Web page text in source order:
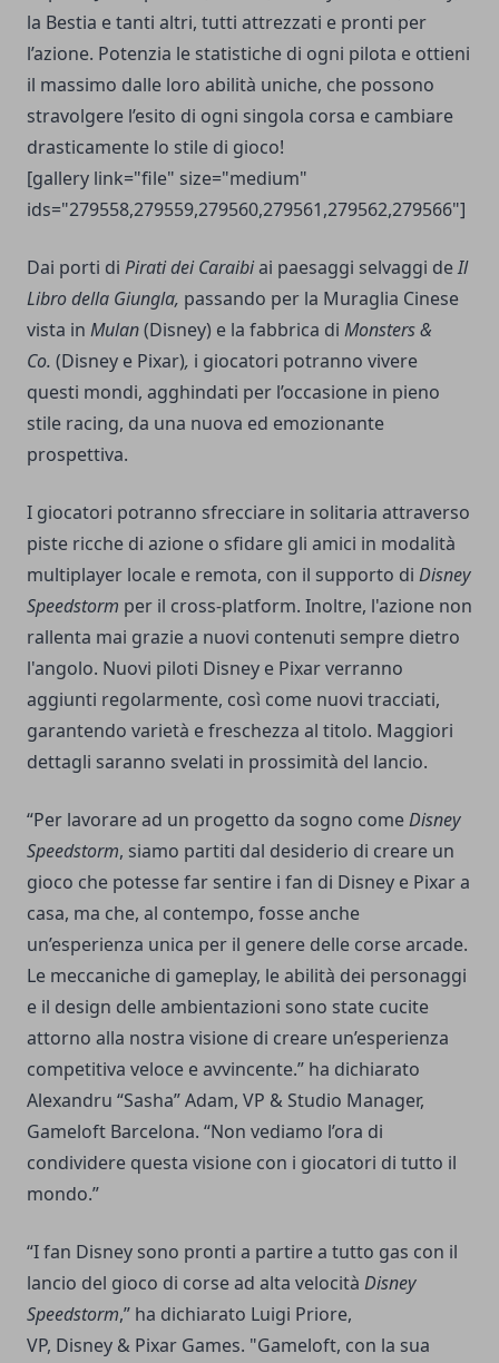
la Bestia e tanti altri, tutti attrezzati e pronti per
l’azione. Potenzia le statistiche di ogni pilota e ottieni
il massimo dalle loro abilità uniche, che possono
stravolgere l’esito di ogni singola corsa e cambiare
drasticamente lo stile di gioco!
[gallery link="file" size="medium"
ids="279558,279559,279560,279561,279562,279566"]
Dai porti di Pirati dei Caraibiai paesaggi selvaggi deIl
Libro della Giungla, passando per la Muraglia Cinese
vista in Mulan(Disney) e la fabbrica di Monsters &
Co. (Disney e Pixar), i giocatori potranno vivere
questi mondi, agghindati per l’occasione in pieno
stile racing, da una nuova ed emozionante
prospettiva.
I giocatori potranno sfrecciare in solitaria attraverso
piste ricche di azione o sfidare gli amici in modalità
multiplayer locale e remota, con il supporto di Disney
Speedstorm per il cross-platform. Inoltre, l'azione non
rallenta mai grazie a nuovi contenuti sempre dietro
l'angolo. Nuovi piloti Disney e Pixar verranno
aggiunti regolarmente, così come nuovi tracciati,
garantendo varietà e freschezza al titolo. Maggiori
dettagli saranno svelati in prossimità del lancio.
“Per lavorare ad un progetto da sogno comeDisney
Speedstorm, siamo partiti dal desiderio di creare un
gioco che potesse far sentire i fan di Disney e Pixar a
casa, ma che, al contempo, fosse anche
un’esperienza unica per il genere delle corse arcade.
Le meccaniche di gameplay, le abilità dei personaggi
e il design delle ambientazioni sono state cucite
attorno alla nostra visione di creare un’esperienza
competitiva veloce e avvincente.” ha dichiarato
Alexandru “Sasha” Adam, VP & Studio Manager,
Gameloft Barcelona. “Non vediamo l’ora di
condividere questa visione con i giocatori di tutto il
mondo.”
“I fan Disney sono pronti a partire a tutto gas con il
lancio del gioco di corse ad alta velocità Disney
Speedstorm,” ha dichiarato Luigi Priore,
VP, Disney & Pixar Games. "Gameloft, con la sua